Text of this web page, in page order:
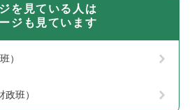
を見ている人は
ジも見ています
）
班）